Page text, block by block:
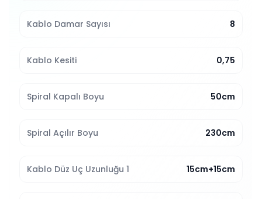
Kablo Damar Sayısı 8
Kablo Kesiti 0,75
Spiral Kapalı Boyu 50cm
Spiral Açılır Boyu 230cm
Kablo Düz Uç Uzunluğu 1 15cm+15cm